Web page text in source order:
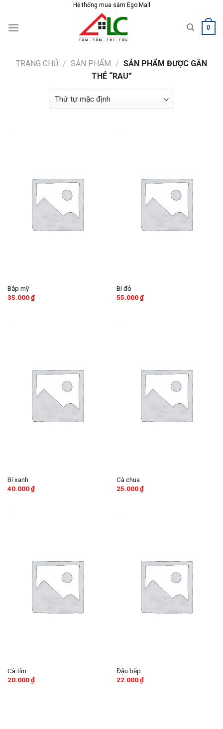
content
Hệ thống mua sắm Ego Mall
0
TRANG CHỦ / SẢN PHẨM / SẢN PHẨM ĐƯỢC GẮN
THẺ “RAU”
Bắp mỹ
35.000₫
Bí đỏ
55.000₫
Bí xanh
40.000₫
Cà chua
25.000₫
Cà tím
20.000₫
Đậu bắp
22.000₫